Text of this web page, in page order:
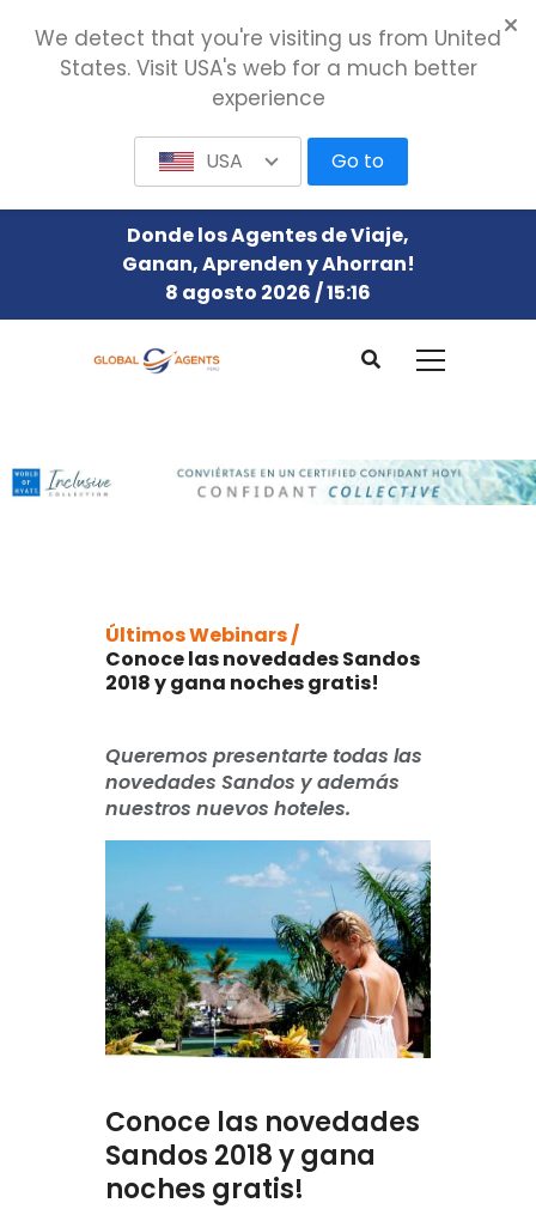
Donde los Agentes de Viaje,
Ganan, Aprenden y Ahorran!
8 agosto 2026 / 15:16
Últimos Webinars /
Conoce las novedades Sandos
2018 y gana noches gratis!
Queremos presentarte todas las
novedades Sandos y además
nuestros nuevos hoteles.
Conoce las novedades
Sandos 2018 y gana
noches gratis!
We detect that you're visiting us from United
States. Visit USA's web for a much better
experience
USA Go to